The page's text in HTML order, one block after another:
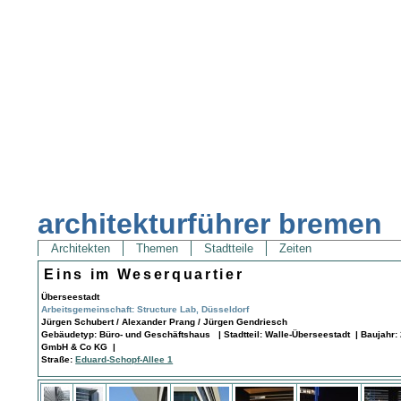
architekturführer bremen
Architekten Themen Stadtteile Zeiten
Eins im Weserquartier
Überseestadt
Arbeitsgemeinschaft: Structure Lab, Düsseldorf
Jürgen Schubert / Alexander Prang / Jürgen Gendriesch
Gebäudetyp: Büro- und Geschäftshaus | Stadtteil: Walle-Überseestadt |
GmbH & Co KG |
Straße:Eduard-Schopf-Allee 1